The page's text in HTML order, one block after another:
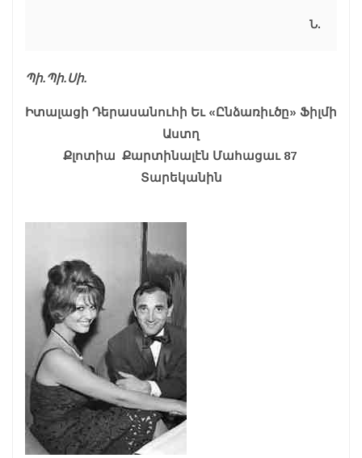
Ն.
Պի.Պի.Սի.
Իտալացի Դերասանուհի Եւ «Ընձառիւծը» Ֆիլմի
Աստղ
Քլոտիա Քարտինալէն Մահացաւ 87
Տարեկանին